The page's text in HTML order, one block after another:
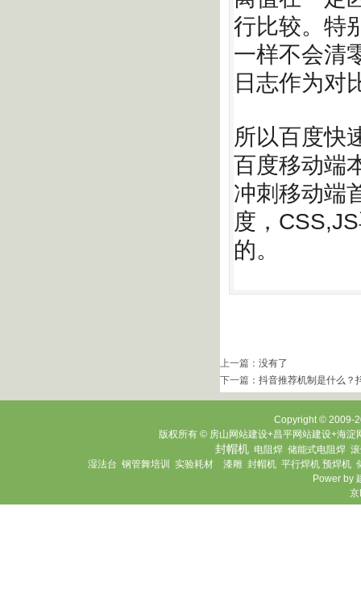
行比较。特
一样不会清
日志作为对
所以百度快
百度移动端
冲刺移动端
度，
的。
上一篇： 没有了
下一篇 ： 抖音推荐机制是什么？
Copyright © 2009-
版权所有 © 房山网站建设+昌平网站建设+海
封帽机 电阻焊 储能式电阻焊
湿法台 钢管舞培训 实验耗材 漆雕 封帽机 平行焊机 预焊机
Power by